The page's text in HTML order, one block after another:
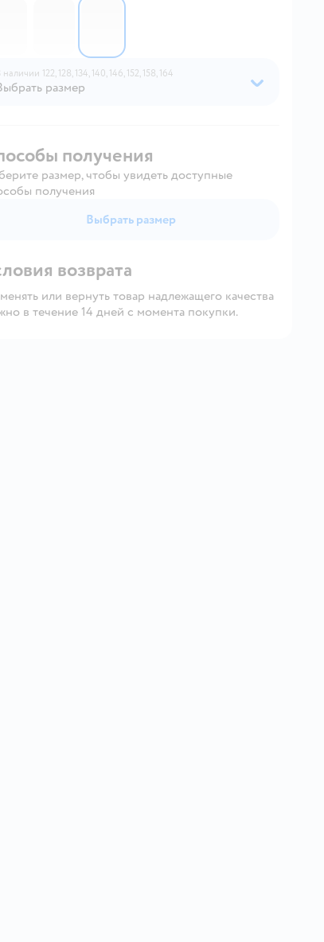
7065131 7065136
наличии 122, 128, 134, 140, 146, 152, 158, 164
размер
получения
размер, чтобы увидеть доступные
получения
Выбрать размер
возврата
или вернуть товар надлежащего качества
в течение 14 дней с момента покупки.